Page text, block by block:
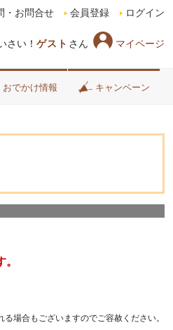
さい！ ゲスト さん マイページ
・お問合せ 会員登録 ログイン
おでかけ情報 キャンペーン
場合もございますのでご容赦ください。